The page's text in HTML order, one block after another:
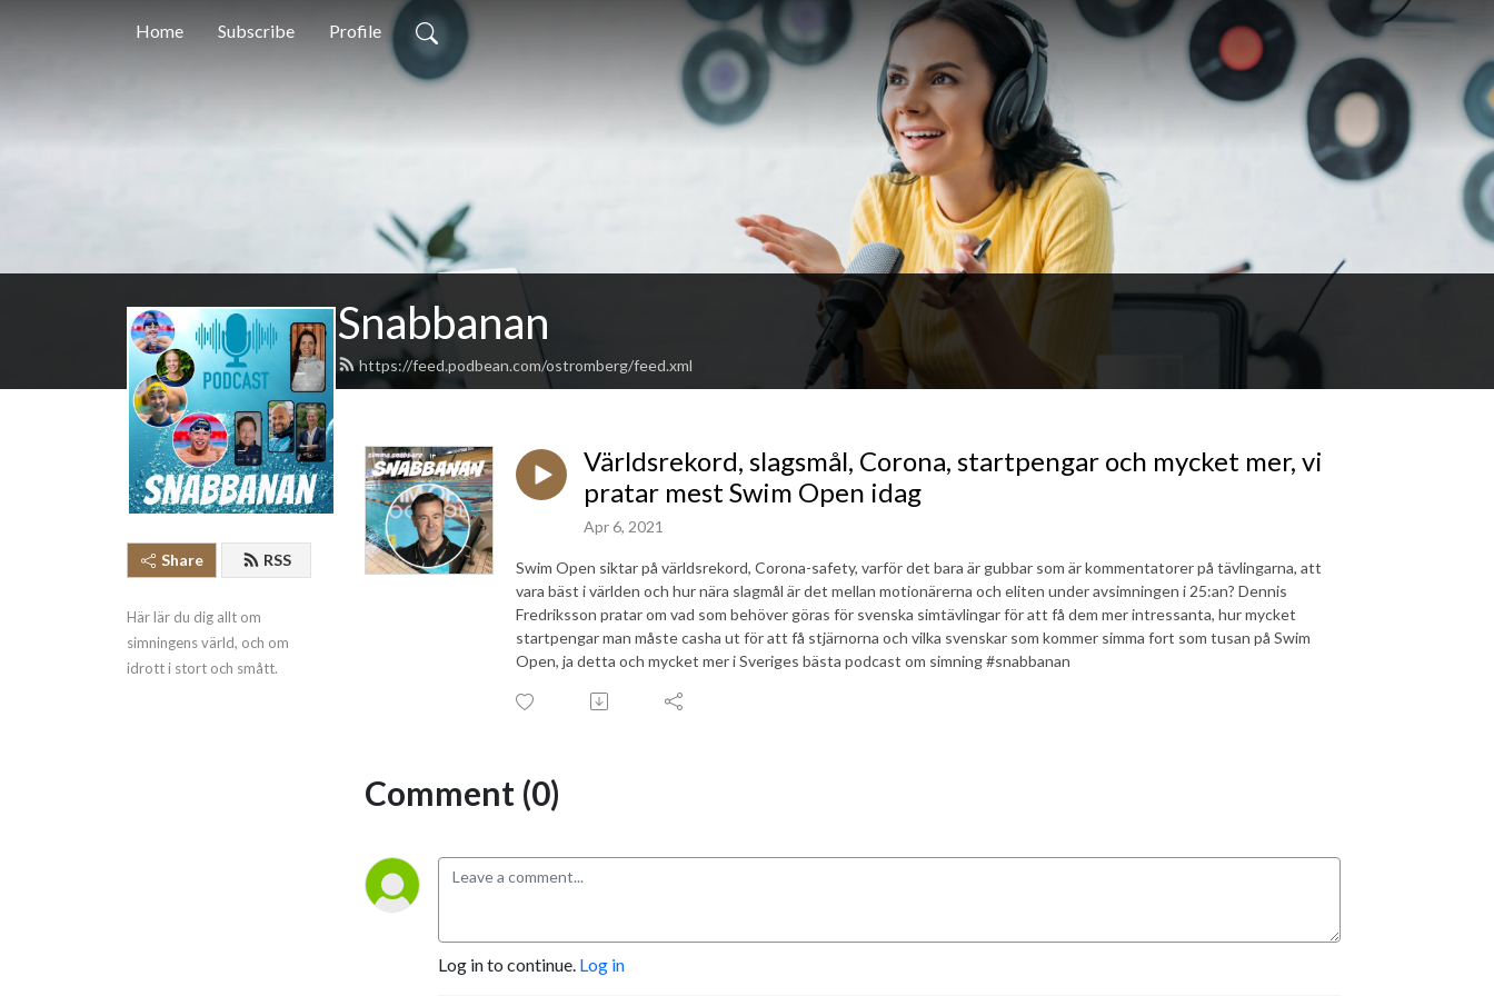
Home Subscribe Profile
Snabbanan
https://feed.podbean.com/ostromberg/feed.xml
Share RSS
Här lär du dig allt om
simningens värld, och om
idrott i stort och smått.
Världsrekord, slagsmål, Corona, startpengar och mycket mer, vi
pratar mest Swim Open idag
Apr 6, 2021
Swim Open siktar på världsrekord, Corona-safety, varför det bara är gubbar som är kommentatorer på tävlingarna, att
vara bäst i världen och hur nära slagmål är det mellan motionärerna och eliten under avsimningen i 25:an? Dennis
Fredriksson pratar om vad som behöver göras för svenska simtävlingar för att få dem mer intressanta, hur mycket
startpengar man måste casha ut för att få stjärnorna och vilka svenskar som kommer simma fort som tusan på Swim
Open, ja detta och mycket mer i Sveriges bästa podcast om simning #snabbanan
Comment (0)
Log in to continue. Log in